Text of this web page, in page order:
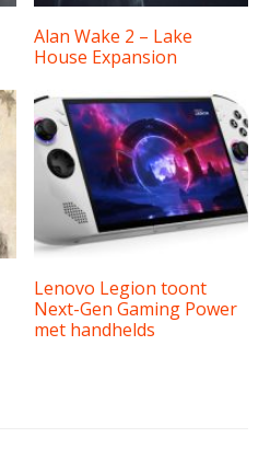
Alan Wake 2 – Lake
House Expansion
Lenovo Legion toont
Next-Gen Gaming Power
met handhelds